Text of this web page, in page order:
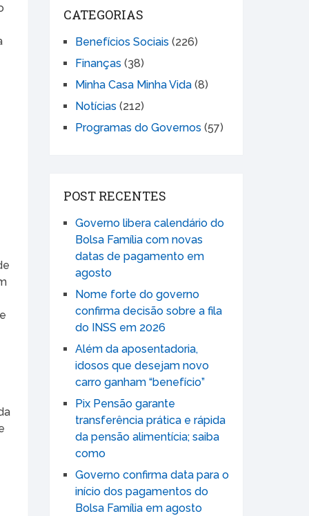
CATEGORIAS
Benefícios Sociais (226)
Finanças (38)
Minha Casa Minha Vida (8)
Notícias (212)
Programas do Governos (57)
POST RECENTES
Governo libera calendário do
Bolsa Família com novas
datas de pagamento em
agosto
Nome forte do governo
confirma decisão sobre a fila
do INSS em 2026
Além da aposentadoria,
idosos que desejam novo
carro ganham “benefício”
Pix Pensão garante
transferência prática e rápida
da pensão alimentícia; saiba
como
Governo confirma data para o
início dos pagamentos do
Bolsa Família em agosto